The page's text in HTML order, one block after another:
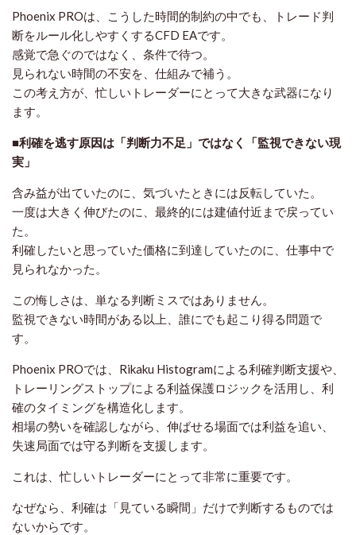
Phoenix PROは、こうした時間的制約の中でも、トレード判
断をルール化しやすくするCFD EAです。
感覚で急ぐのではなく、条件で待つ。
見られない時間の不安を、仕組みで補う。
この考え方が、忙しいトレーダーにとって大きな武器になり
ます。
■利確を逃す原因は「判断力不足」ではなく「監視できない現
実」
含み益が出ていたのに、気づいたときには反転していた。
一度は大きく伸びたのに、最終的には建値付近まで戻ってい
た。
利確したいと思っていた価格に到達していたのに、仕事中で
見られなかった。
この悔しさは、単なる判断ミスではありません。
監視できない時間がある以上、誰にでも起こり得る問題で
す。
Phoenix PROでは、Rikaku Histogramによる利確判断支援や、
トレーリングストップによる利益保護ロジックを活用し、利
確のタイミングを構造化します。
相場の勢いを確認しながら、伸ばせる場面では利益を追い、
失速局面では守る判断を支援します。
これは、忙しいトレーダーにとって非常に重要です。
なぜなら、利確は「見ている瞬間」だけで判断するものでは
ないからです。